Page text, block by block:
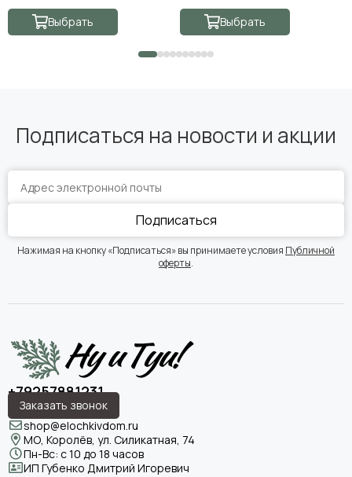
Выбрать Выбрать
Подписаться на новости и акции
Подписаться
Нажимая на кнопку «Подписаться» вы принимаете условия Публичной
оферты.
+79257881231
Заказать звонок
shop@elochkivdom.ru
МО, Королёв, ул. Силикатная, 74
Пн-Вс: с 10 до 18 часов
ИП Губенко Дмитрий Игоревич